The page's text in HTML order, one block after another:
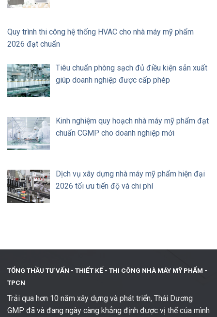
Quy trình thi công hệ thống HVAC cho nhà máy mỹ phẩm
2026 đạt chuẩn
Tiêu chuẩn phòng sạch đủ điều kiện sản xuất
giúp doanh nghiệp được cấp phép
Kinh nghiệm quy hoạch nhà máy mỹ phẩm đạt
chuẩn CGMP cho doanh nghiệp mới
Dịch vụ xây dựng nhà máy mỹ phẩm hiện đại
2026 tối ưu tiến độ và chi phí
TỔNG THẦU TƯ VẤN - THIẾT KẾ - THI CÔNG NHÀ MÁY MỸ PHẨM -
TPCN
Trải qua hơn 10 năm xây dựng và phát triển, Thái Dương
GMP đã và đang ngày càng khẳng định được vị thế của mình